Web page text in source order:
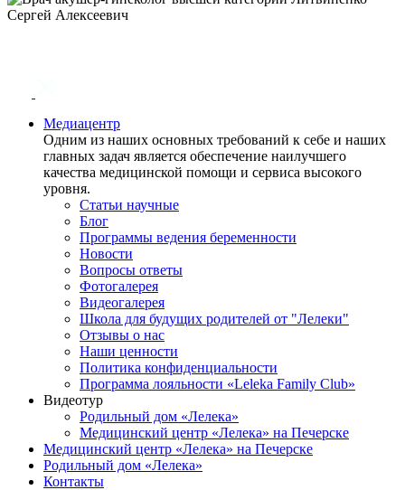
Медиацентр
Одним из наших основных требований к себе и наших
главных задач является обеспечение наилучшего
качества медицинской помощи и сервиса высокого
уровня.
Статьи научные
Блог
Программы ведения беременности
Новости
Вопросы ответы
Фотогалерея
Видеогалерея
Школа для будущих родителей от "Лелеки"
Отзывы о нас
Наши ценности
Политика конфиденциальности
Программа лояльности «Leleka Family Club»
Видеотур
Родильный дом «Лелека»
Медицинский центр «Лелека» на Печерске
Медицинский центр «Лелека» на Печерске
Родильный дом «Лелека»
Контакты